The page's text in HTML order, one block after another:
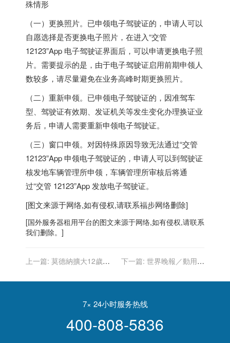
殊情形
（一）更换照片。已申领电子驾驶证的，申请人可以
自愿选择是否更换电子照片，在进入“交管
12123”App 电子驾驶证界面后，可以申请更换电子照
片。需要提示的是，由于电子驾驶证启用前期申领人
数较多，请尽量避免在业务高峰时期更换照片。
（二）重新申领。已申领电子驾驶证的，因准驾车
型、驾驶证有效期、发证机关等发生变化办理换证业
务后，申请人需要重新申领电子驾驶证。
（三）窗口申领。对因特殊原因导致无法通过“交管
12123”App 申领电子驾驶证的，申请人可以到驾驶证
核发地车辆管理所申领，车辆管理所审核后将通
过“交管 12123”App 发放电子驾驶证。
[图文来源于网络,如有侵权,请联系福步网络删除]
[国外服务器租用平台的图文来源于网络,如有侵权,请联系
我们删除。]
上一篇: 莫德納擴大12歲以
下一篇: 世界晚報／動用罕
7× 24小时服务热线
400-808-5836